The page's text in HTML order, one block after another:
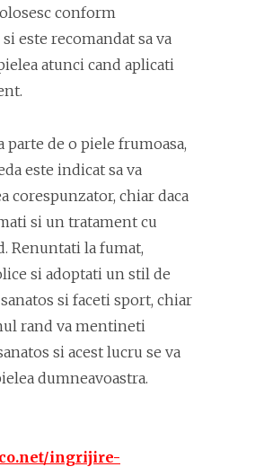
conform
este recomandat sa va
atunci cand aplicati
parte de o piele frumoasa,
este indicat sa va
corespunzator, chiar daca
si un tratament cu
Renuntati la fumat,
si adoptati un stil de
si faceti sport, chiar
rand va mentineti
si acest lucru se va
dumneavoastra.
ingrijire-